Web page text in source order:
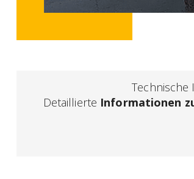
Technische
Detaillierte Informationen